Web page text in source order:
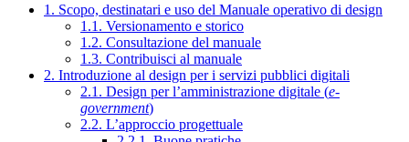
1. Scopo, destinatari e uso del Manuale operativo di design
1.1. Versionamento e storico
1.2. Consultazione del manuale
1.3. Contribuisci al manuale
2. Introduzione al design per i servizi pubblici digitali
2.1. Design per l’amministrazione digitale (e-
government)
2.2. L’approccio progettuale